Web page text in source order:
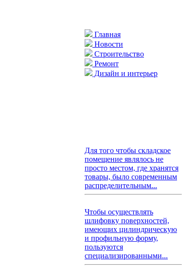
Главная
Новости
Строительство
Ремонт
Дизайн и интерьер
Для того чтобы складское
помещение являлось не
просто местом, где хранятся
товары, было современным
распределительным...
Чтобы осуществлять
шлифовку поверхностей,
имеющих цилиндрическую
и профильную форму,
пользуются
специализированными...